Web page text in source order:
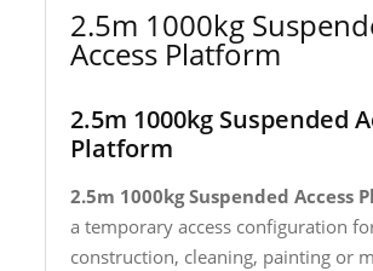
2.5m 1000kg
Access Platform
2.5m 1000kg Suspended
Platform
2.5m 1000kg Suspended Access
a temporary access configuration
construction, cleaning, painting or